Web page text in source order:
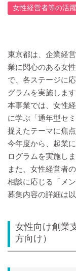
女性経営者等の活
東京都は、企業経
業に関心のある女
で、各ステージに
グラムを実施します
本事業では、女性
に学ぶ「通年型セ
捉えたテーマに焦
今年度から、起業
ログラムを実施しま
また、女性経営者
相談に応じる「メ
募集内容の詳細は
女性向け創業
方向け）